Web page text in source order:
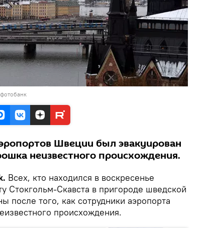
Швеции был эвакуирован
неизвестного происхождения.
Всех, кто находился в воскресенье
Стокгольм-Скавста в пригороде шведской
после того, как сотрудники аэропорта
происхождения.